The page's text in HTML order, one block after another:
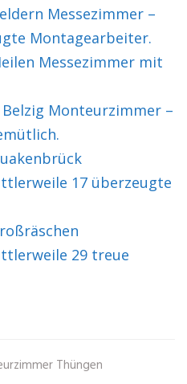
Messezimmer –
Montagearbeiter.
Messezimmer mit
Monteurzimmer –
17 überzeugte
29 treue
Thüngen